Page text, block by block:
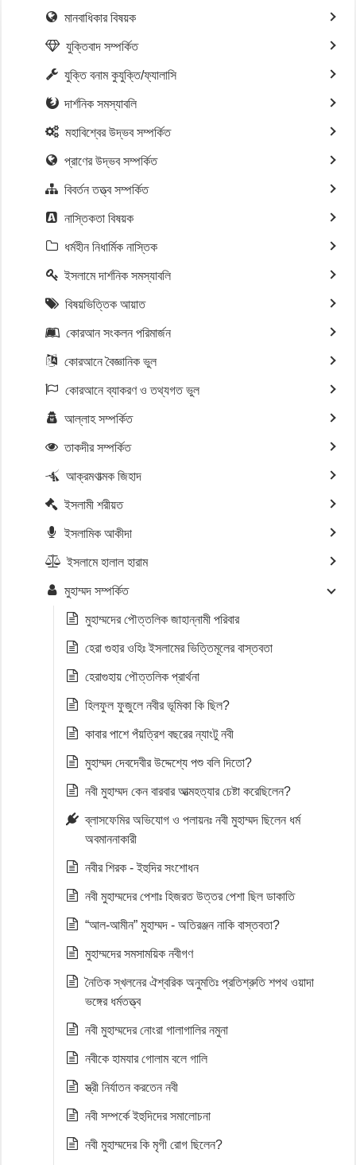
মানবাধিকার বিষয়ক
যুক্তিবাদ সম্পর্কিত
যুক্তি বনাম কুযুক্তি/ফ্যালাসি
দার্শনিক সমস্যাবলি
মহাবিশ্বের উদ্ভব সম্পর্কিত
প্রাণের উদ্ভব সম্পর্কিত
বিবর্তন তত্ত্ব সম্পর্কিত
নাস্তিকতা বিষয়ক
ধর্মহীন নিধার্মিক নাস্তিক
ইসলামে দার্শনিক সমস্যাবলি
বিষয়ভিত্তিক আয়াত
কোরআন সংকলন পরিমার্জন
কোরআনে বৈজ্ঞানিক ভুল
কোরআনে ব্যাকরণ ও তথ্যগত ভুল
আল্লাহ সম্পর্কিত
তাকদীর সম্পর্কিত
আক্রমণাত্মক জিহাদ
ইসলামী শরীয়ত
ইসলামিক আকীদা
ইসলামে হালাল হারাম
মুহাম্মদ সম্পর্কিত
মুহাম্মদের পৌত্তলিক জাহান্নামী পরিবার
হেরা গুহার ওহিঃ ইসলামের ভিত্তিমূলের বাস্তবতা
হেরাগুহায় পৌত্তলিক প্রার্থনা
হিলফুল ফুজুলে নবীর ভূমিকা কি ছিল?
কাবার পাশে পঁয়ত্রিশ বছরের ন্যাংটু নবী
মুহাম্মদ দেবদেবীর উদ্দেশ্যে পশু বলি দিতো?
নবী মুহাম্মদ কেন বারবার আত্মহত্যার চেষ্টা করেছিলেন?
ব্লাসফেমির অভিযোগ ও পলায়নঃ নবী মুহাম্মদ ছিলেন ধর্ম
অবমাননাকারী
নবীর শিরক - ইহুদির সংশোধন
নবী মুহাম্মদের পেশাঃ হিজরত উত্তর পেশা ছিল ডাকাতি
“আল-আমীন” মুহাম্মদ - অতিরঞ্জন নাকি বাস্তবতা?
মুহাম্মদের সমসাময়িক নবীগণ
নৈতিক স্খলনের ঐশ্বরিক অনুমতিঃ প্রতিশ্রুতি শপথ ওয়াদা
ভঙ্গের ধর্মতত্ত্ব
নবী মুহাম্মদের নোংরা গালাগালির নমুনা
নবীকে হামযার গোলাম বলে গালি
স্ত্রী নির্যাতন করতেন নবী
নবী সম্পর্কে ইহুদিদের সমালোচনা
নবী মুহাম্মদের কি মৃগী রোগ ছিলেন?